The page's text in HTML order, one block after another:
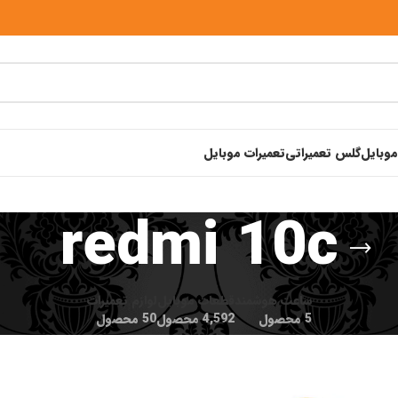
گلس تعمیراتیتعمیرات موبایل
redmi 10c
ساعت هوشمند
5 محصول
قطعات موبایل
4,592 محصول
لوازم تعمیرات
50 محصول